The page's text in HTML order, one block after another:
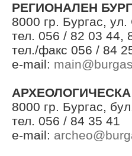
РЕГИОНАЛЕН
8000 гр. Бургас,
тел. 056 / 82 03 44,
тел./факс 056 / 84
e-mail:
8000 гр. Бургас,
тел. 056 / 84 35 41
e-mail: